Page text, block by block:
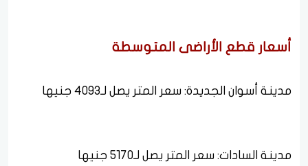
أسعار قطع الأراضى المتوسطة
مدينة أسوان الجديدة: سعر المتر يصل لـ4093 جنيها
مدينة السادات: سعر المتر يصل لـ5170 جنيها